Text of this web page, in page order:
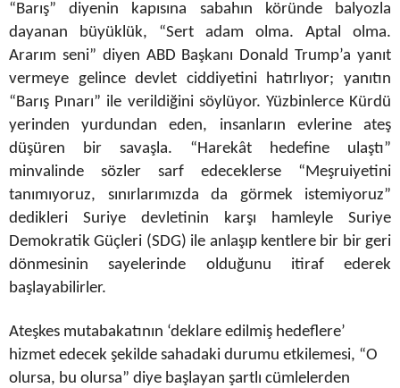
“Barış” diyenin kapısına sabahın köründe balyozla
dayanan büyüklük, “Sert adam olma. Aptal olma.
Ararım seni” diyen ABD Başkanı Donald Trump’a yanıt
vermeye gelince devlet ciddiyetini hatırlıyor; yanıtın
“Barış Pınarı” ile verildiğini söylüyor. Yüzbinlerce Kürdü
yerinden yurdundan eden, insanların evlerine ateş
düşüren bir savaşla. “Harekât hedefine ulaştı”
minvalinde sözler sarf edeceklerse “Meşruiyetini
tanımıyoruz, sınırlarımızda da görmek istemiyoruz”
dedikleri Suriye devletinin karşı hamleyle Suriye
Demokratik Güçleri (SDG) ile anlaşıp kentlere bir bir geri
dönmesinin sayelerinde olduğunu itiraf ederek
başlayabilirler.
Ateşkes mutabakatının ‘deklare edilmiş hedeflere’
hizmet edecek şekilde sahadaki durumu etkilemesi, “O
olursa, bu olursa” diye başlayan şartlı cümlelerden